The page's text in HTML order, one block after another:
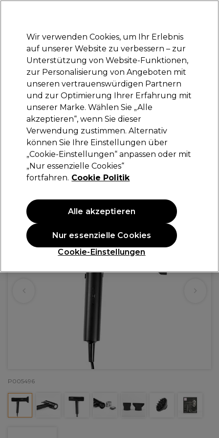
Anmelden
Marken Deals Haare Elektrogeräte Saloneinrichtung
Lieferung und Lieferzeiten
– mehr erfahren
Proxelli GOYA BLDC Haartrockner 2000W EU-
Stecker
140,59 €200,85 €
ANGEBOT
P005496
Wir verwenden Cookies, um Ihr Erlebnis
auf unserer Website zu verbessern – zur
Unterstützung von Website-Funktionen,
zur Personalisierung von Angeboten mit
unseren vertrauenswürdigen Partnern
und zur Optimierung Ihrer Erfahrung mit
unserer Marke. Wählen Sie „Alle
akzeptieren“, wenn Sie dieser
Verwendung zustimmen. Alternativ
können Sie Ihre Einstellungen über
„Cookie-Einstellungen“ anpassen oder mit
„Nur essenzielle Cookies“
fortfahren. Cookie Politik
Cookie-Einstellungen
Nur essenzielle Cookies
Alle akzeptieren